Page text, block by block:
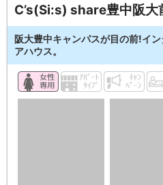
C’s(Si:s) share豊中阪大
阪大豊中キャンパスが目の前!イ
アハウス。